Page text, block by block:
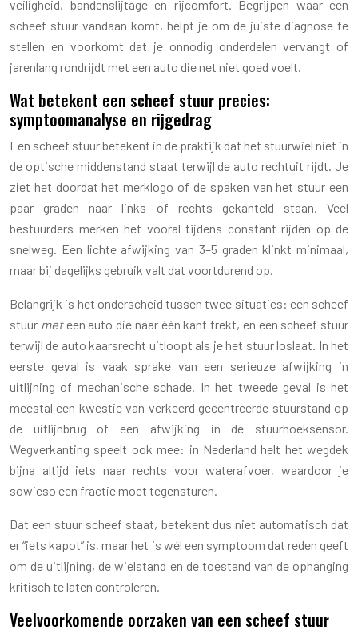
veiligheid, bandenslijtage en rijcomfort. Begrijpen waar een
scheef stuur vandaan komt, helpt je om de juiste diagnose te
stellen en voorkomt dat je onnodig onderdelen vervangt of
jarenlang rondrijdt met een auto die net niet goed voelt.
Wat betekent een scheef stuur precies:
symptoomanalyse en rijgedrag
Een scheef stuur betekent in de praktijk dat het stuurwiel niet in
de optische middenstand staat terwijl de auto rechtuit rijdt. Je
ziet het doordat het merklogo of de spaken van het stuur een
paar graden naar links of rechts gekanteld staan. Veel
bestuurders merken het vooral tijdens constant rijden op de
snelweg. Een lichte afwijking van 3–5 graden klinkt minimaal,
maar bij dagelijks gebruik valt dat voortdurend op.
Belangrijk is het onderscheid tussen twee situaties: een scheef
stuur meteen auto die naar één kant trekt, en een scheef stuur
terwijl de auto kaarsrecht uitloopt als je het stuur loslaat. In het
eerste geval is vaak sprake van een serieuze afwijking in
uitlijning of mechanische schade. In het tweede geval is het
meestal een kwestie van verkeerd gecentreerde stuurstand op
de uitlijnbrug of een afwijking in de stuurhoeksensor.
Wegverkanting speelt ook mee: in Nederland helt het wegdek
bijna altijd iets naar rechts voor waterafvoer, waardoor je
sowieso een fractie moet tegensturen.
Dat een stuur scheef staat, betekent dus niet automatisch dat
er “iets kapot” is, maar het is wél een symptoom dat reden geeft
om de uitlijning, de wielstand en de toestand van de ophanging
kritisch te laten controleren.
Veelvoorkomende oorzaken van een scheef stuur